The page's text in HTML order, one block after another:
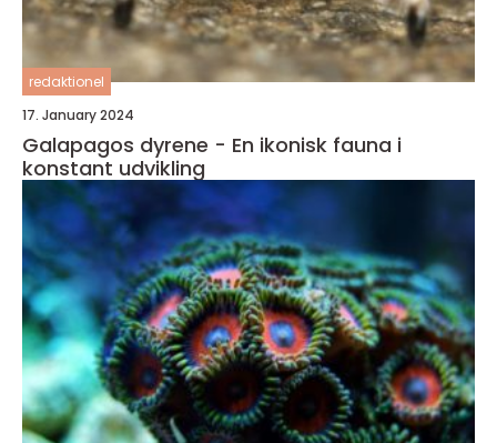
redaktionel
17. January 2024
Galapagos dyrene - En ikonisk fauna i
konstant udvikling